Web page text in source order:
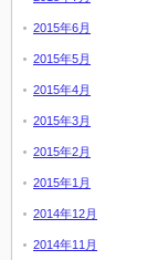
2015年6月
2015年5月
2015年4月
2015年3月
2015年2月
2015年1月
2014年12月
2014年11月